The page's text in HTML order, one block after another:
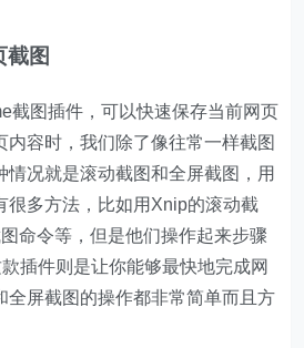
图
截图插件，可以快速保存当前网页
内容时，我们除了像往常一样截图
情况就是滚动截图和全屏截图，用
很多方法，比如用Xnip的滚动截
命令等，但是他们操作起来步骤
插件则是让你能够最快地完成网
全屏截图的操作都非常简单而且方